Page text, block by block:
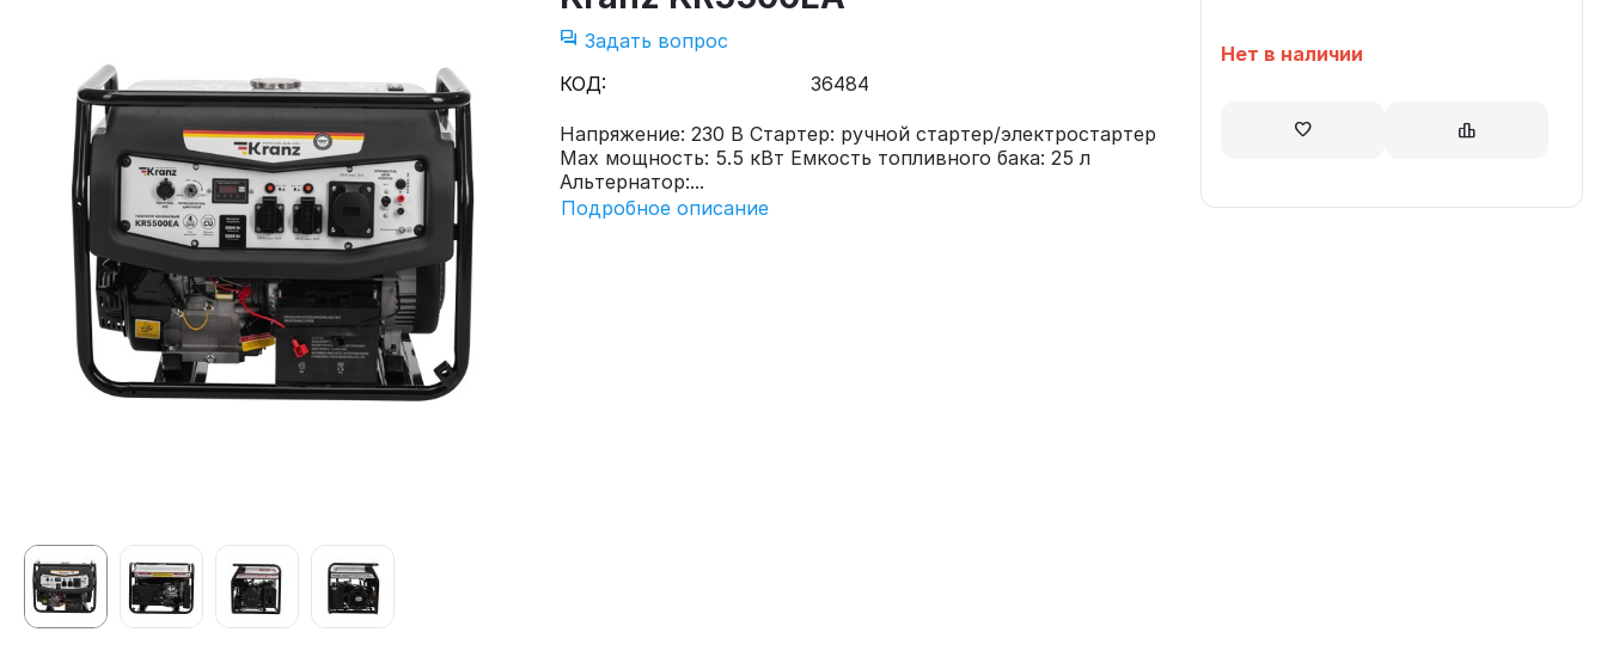
Задать вопрос
КОД:
36484
Напряжение: 230 В Стартер: ручной стартер/электростартер
Max мощность: 5.5 кВт Емкость топливного бака: 25 л
Альтернатор:...
Подробное описание
Нет в наличии